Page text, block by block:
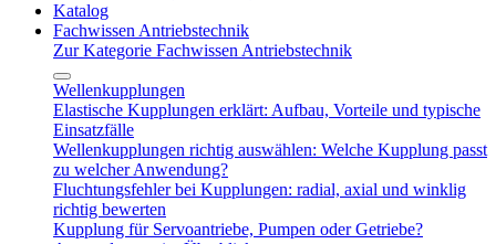
Katalog
Fachwissen Antriebstechnik
Zur Kategorie Fachwissen Antriebstechnik
Wellenkupplungen
Elastische Kupplungen erklärt: Aufbau, Vorteile und typische
Einsatzfälle
Wellenkupplungen richtig auswählen: Welche Kupplung passt
zu welcher Anwendung?
Fluchtungsfehler bei Kupplungen: radial, axial und winklig
richtig bewerten
Kupplung für Servoantriebe, Pumpen oder Getriebe?